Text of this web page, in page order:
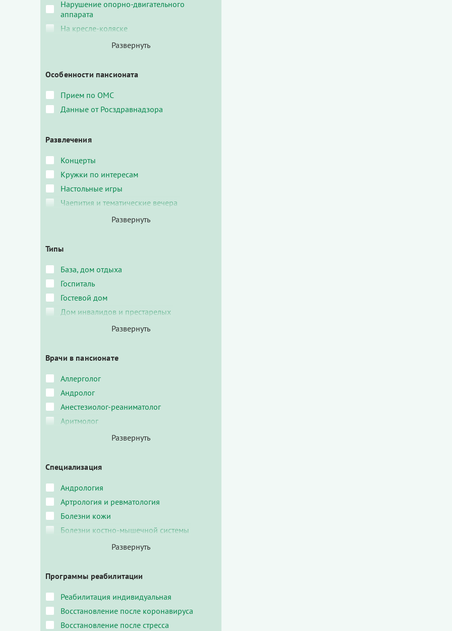
Нарушение опорно-двигательного
аппарата
На кресле-коляске
Особенности пансионата
Прием по ОМС
Данные от Росздравнадзора
Развлечения
Концерты
Кружки по интересам
Настольные игры
Чаепития и тематические вечера
Типы
База, дом отдыха
Госпиталь
Гостевой дом
Дом инвалидов и престарелых
Врачи в пансионате
Аллерголог
Андролог
Анестезиолог-реаниматолог
Аритмолог
Специализация
Андрология
Артрология и ревматология
Болезни кожи
Болезни костно-мышечной системы
Программы реабилитации
Реабилитация индивидуальная
Восстановление после коронавируса
Восстановление после стресса